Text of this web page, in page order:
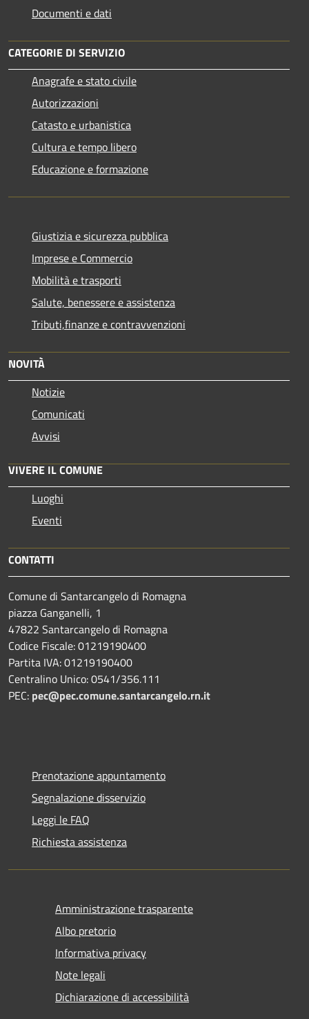
Documenti e dati
CATEGORIE DI SERVIZIO
Anagrafe e stato civile
Autorizzazioni
Catasto e urbanistica
Cultura e tempo libero
Educazione e formazione
Giustizia e sicurezza pubblica
Imprese e Commercio
Mobilità e trasporti
Salute, benessere e assistenza
Tributi,finanze e contravvenzioni
NOVITÀ
Notizie
Comunicati
Avvisi
VIVERE IL COMUNE
Luoghi
Eventi
CONTATTI
Comune di Santarcangelo di Romagna
piazza Ganganelli, 1
47822 Santarcangelo di Romagna
Codice Fiscale: 01219190400
Partita IVA: 01219190400
Centralino Unico: 0541/356.111
PEC: pec@pec.comune.santarcangelo.rn.it
Prenotazione appuntamento
Segnalazione disservizio
Leggi le FAQ
Richiesta assistenza
Amministrazione trasparente
Albo pretorio
Informativa privacy
Note legali
Dichiarazione di accessibilità